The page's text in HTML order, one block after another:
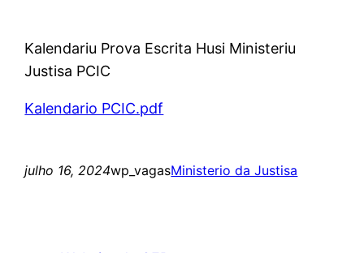
Kalendariu Prova Escrita Husi Ministeriu
Justisa PCIC
Kalendario PCIC.pdf
julho 16, 2024wp_vagasMinisterio da Justisa